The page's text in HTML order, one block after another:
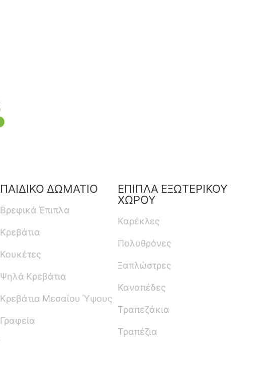
ΠΑΙΔΙΚΟ ΔΩΜΑΤΙΟ
Βρεφικά Έπιπλα
Κρεβάτια
Κουκέτες
Ψηλά Κρεβάτια
Κρεβάτια Μεσαίου Ύψους
Γραφεία
ΕΠΙΠΛΑ ΕΞΩΤΕΡΙΚΟΥ
ΧΩΡΟΥ
Καρέκλες
Πολυθρόνες
Ξαπλώστρες
Καναπέδες
Τραπεζάκια
Τραπέζια